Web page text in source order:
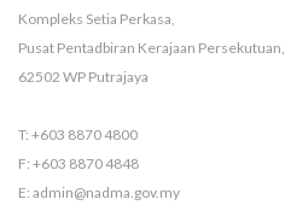
Kompleks Setia Perkasa,
Pusat Pentadbiran Kerajaan Persekutuan,
62502 WP Putrajaya
T: +603 8870 4800
F: +603 8870 4848
E: admin@nadma.gov.my